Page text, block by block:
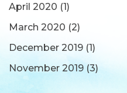
April 2020 (1)
March 2020 (2)
December 2019 (1)
November 2019 (3)